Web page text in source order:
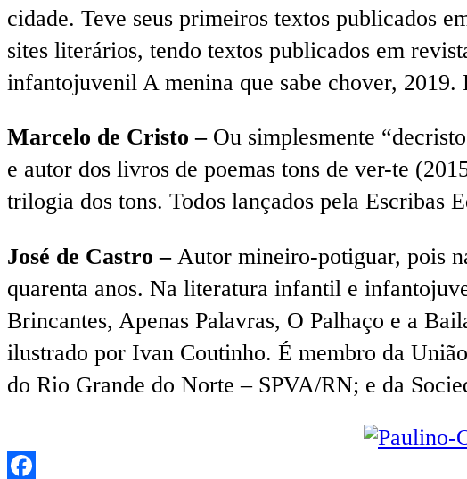
cidade. Teve seus primeiros textos publicados
sites literários, tendo textos publicados em
infantojuvenil A menina que sabe chover,
Marcelo de Cristo –Ou simplesmente
e autor dos livros de poemas tons de ver-te
trilogia dos tons. Todos lançados pela Escribas
José de Castro –Autor mineiro-potiguar, pois
quarenta anos. Na literatura infantil e
Brincantes, Apenas Palavras, O Palhaço e a
ilustrado por Ivan Coutinho. É membro da
do Rio Grande do Norte – SPVA/RN; e da